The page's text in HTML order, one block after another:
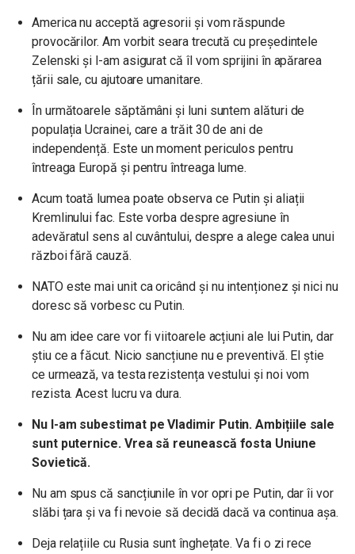
America nu acceptă agresorii și vom răspunde
provocărilor. Am vorbit seara trecută cu președintele
Zelenski și l-am asigurat că îl vom sprijini în apărarea
țării sale, cu ajutoare umanitare.
În următoarele săptămâni și luni suntem alături de
populația Ucrainei, care a trăit 30 de ani de
independență. Este un moment periculos pentru
întreaga Europă și pentru întreaga lume.
Acum toată lumea poate observa ce Putin și aliații
Kremlinului fac. Este vorba despre agresiune în
adevăratul sens al cuvântului, despre a alege calea unui
război fără cauză.
NATO este mai unit ca oricând și nu intenționez și nici nu
doresc să vorbesc cu Putin.
Nu am idee care vor fi viitoarele acțiuni ale lui Putin, dar
știu ce a făcut. Nicio sancțiune nu e preventivă. El știe
ce urmează, va testa rezistența vestului și noi vom
rezista. Acest lucru va dura.
Nu l-am subestimat pe Vladimir Putin. Ambițiile sale
sunt puternice. Vrea să reunească fosta Uniune
Sovietică.
Nu am spus că sancțiunile în vor opri pe Putin, dar îi vor
slăbi țara și va fi nevoie să decidă dacă va continua așa.
Deja relațiile cu Rusia sunt înghețate. Va fi o zi rece